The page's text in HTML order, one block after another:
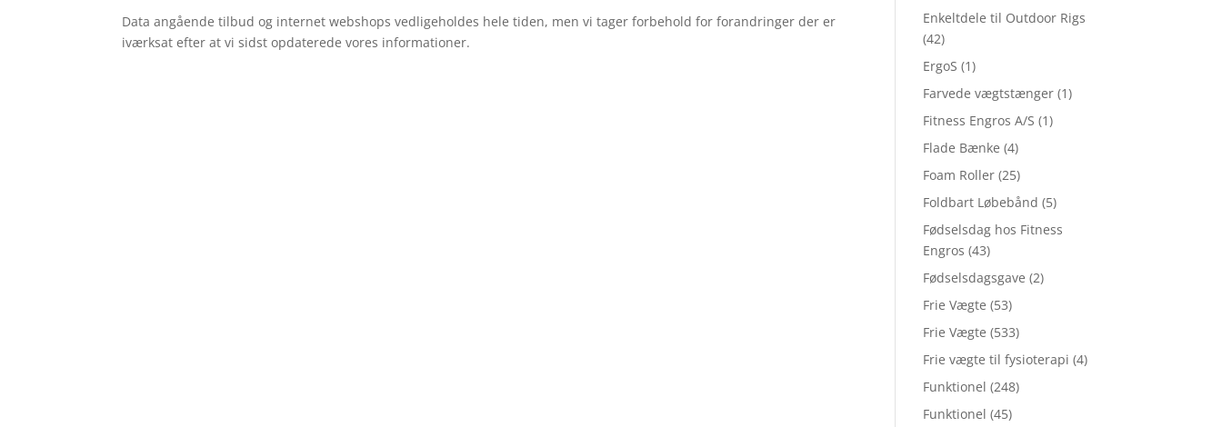
Data angående tilbud og internet webshops vedligeholdes hele tiden, men vi tager forbehold for forandringer der er
iværksat efter at vi sidst opdaterede vores informationer.
Enkeltdele til Outdoor Rigs
(42)
ErgoS (1)
Farvede vægtstænger (1)
Fitness Engros A/S (1)
Flade Bænke (4)
Foam Roller (25)
Foldbart Løbebånd (5)
Fødselsdag hos Fitness
Engros (43)
Fødselsdagsgave (2)
Frie Vægte (53)
Frie Vægte (533)
Frie vægte til fysioterapi (4)
Funktionel (248)
Funktionel (45)